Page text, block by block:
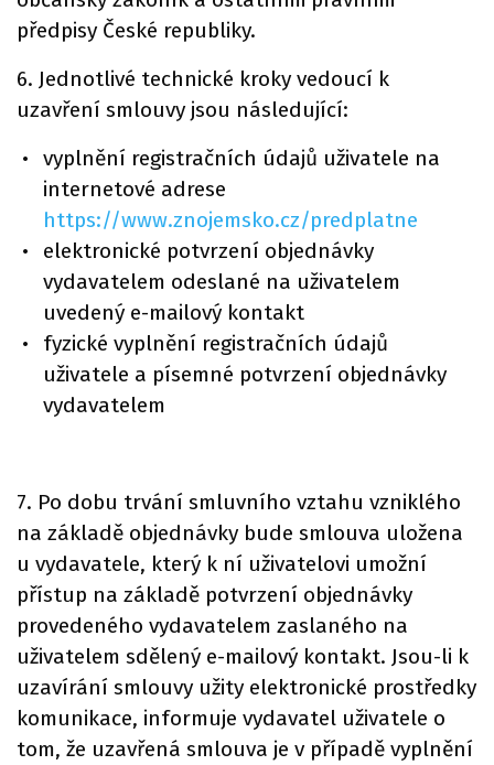
předpisy České republiky.
6. Jednotlivé technické kroky vedoucí k
uzavření smlouvy jsou následující:
vyplnění registračních údajů uživatele na
internetové adrese
https://www.znojemsko.cz/predplatne
elektronické potvrzení objednávky
vydavatelem odeslané na uživatelem
uvedený e-mailový kontakt
fyzické vyplnění registračních údajů
uživatele a písemné potvrzení objednávky
vydavatelem
7. Po dobu trvání smluvního vztahu vzniklého
na základě objednávky bude smlouva uložena
u vydavatele, který k ní uživatelovi umožní
přístup na základě potvrzení objednávky
provedeného vydavatelem zaslaného na
uživatelem sdělený e-mailový kontakt. Jsou-li k
uzavírání smlouvy užity elektronické prostředky
komunikace, informuje vydavatel uživatele o
tom, že uzavřená smlouva je v případě vyplnění